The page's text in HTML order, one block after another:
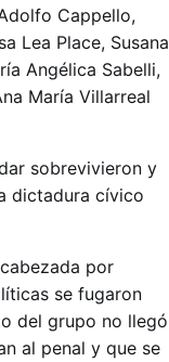
Cappello,
Lea Place, Susana
Angélica Sabelli,
María Villarreal
sobrevivieron y
dictadura cívico
por
se fugaron
del grupo no llegó
al penal y que se